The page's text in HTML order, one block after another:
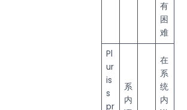
有
困
难
Pl
ur
is
s
pr
系
内
在
系
统
内